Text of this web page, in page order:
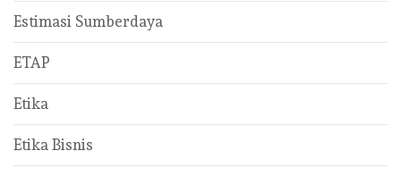
Estimasi Sumberdaya
ETAP
Etika
Etika Bisnis